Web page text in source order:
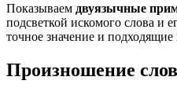
Показываем двуязычные
подсветкой искомого слова и
точное значение и
Произношение слов